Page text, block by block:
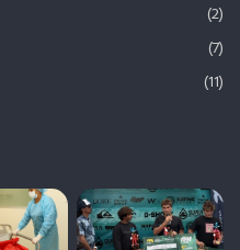
(2)
(7)
(11)